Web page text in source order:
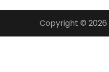
Copyright © 2026